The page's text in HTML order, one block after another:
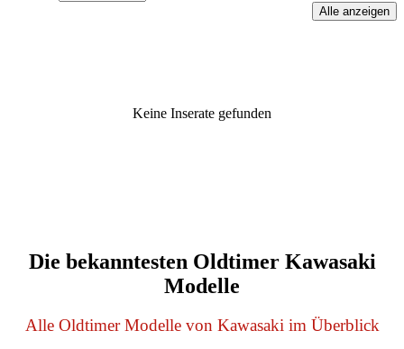
Keine Inserate gefunden
Die bekanntesten Oldtimer Kawasaki
Modelle
Alle Oldtimer Modelle von Kawasaki im Überblick